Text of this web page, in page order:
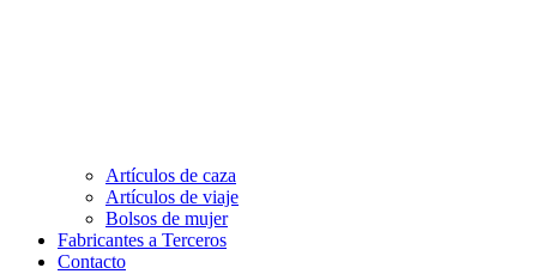
Artículos de caza
Artículos de viaje
Bolsos de mujer
Fabricantes a Terceros
Contacto